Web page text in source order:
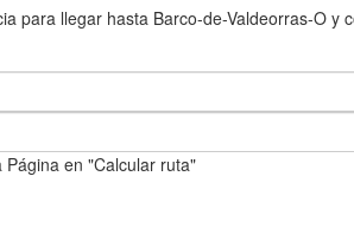
para llegar hasta Barco-de-Valdeorras-O y
en "Calcular ruta"